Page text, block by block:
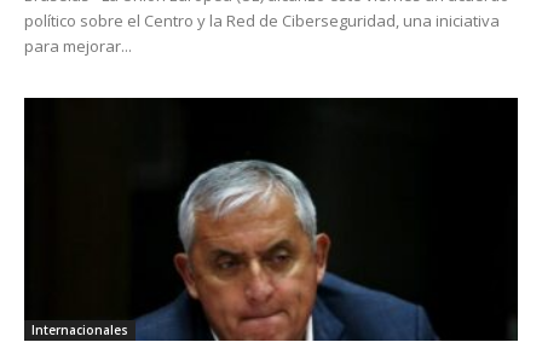
político sobre el Centro y la Red de Ciberseguridad, una iniciativa
para mejorar...
Internacionales